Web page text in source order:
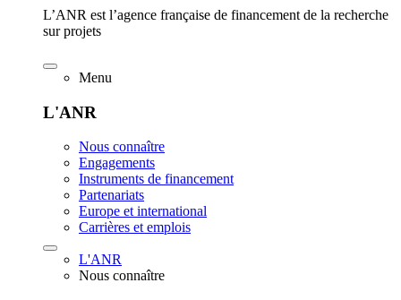
L’ANR est l’agence française de financement de la recherche
sur projets
Menu
L'ANR
Nous connaître
Engagements
Instruments de financement
Partenariats
Europe et international
Carrières et emplois
L'ANR
Nous connaître